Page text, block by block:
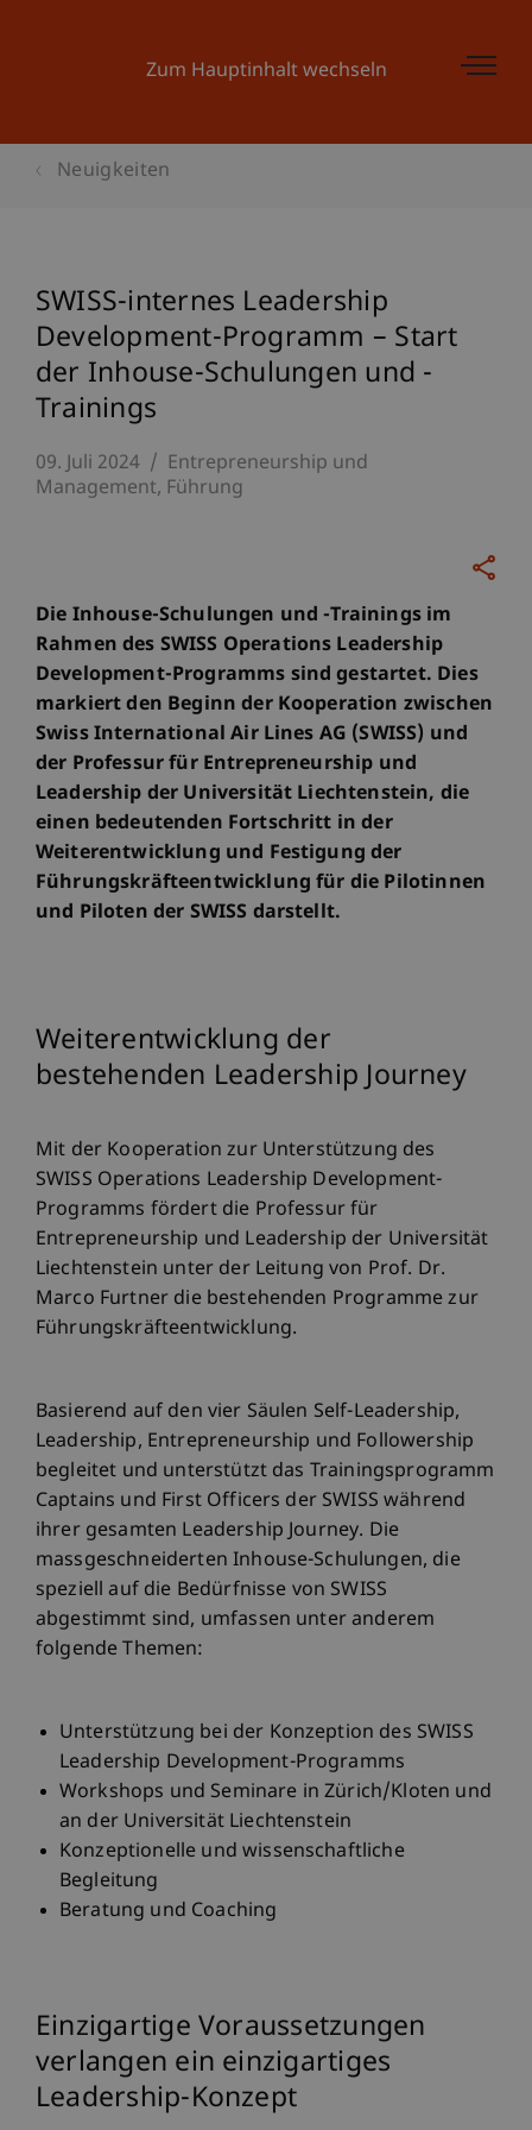
Zum Hauptinhalt wechseln
Neuigkeiten
SWISS-internes Leadership
Development-Programm – Start
der Inhouse-Schulungen und -
Trainings
09. Juli 2024
Entrepreneurship und
Management Führung
Die Inhouse-Schulungen und -Trainings im
Rahmen des SWISS Operations Leadership
Development-Programms sind gestartet. Dies
markiert den Beginn der Kooperation zwischen
Swiss International Air Lines AG (SWISS) und
der Professur für Entrepreneurship und
Leadership der Universität Liechtenstein, die
einen bedeutenden Fortschritt in der
Weiterentwicklung und Festigung der
Führungskräfteentwicklung für die Pilotinnen
und Piloten der SWISS darstellt.
Weiterentwicklung der
bestehenden Leadership Journey
Mit der Kooperation zur Unterstützung des
SWISS Operations Leadership Development-
Programms fördert die Professur für
Entrepreneurship und Leadership der Universität
Liechtenstein unter der Leitung von Prof. Dr.
Marco Furtner die bestehenden Programme zur
Führungskräfteentwicklung.
Basierend auf den vier Säulen Self-Leadership,
Leadership, Entrepreneurship und Followership
begleitet und unterstützt das Trainingsprogramm
Captains und First Officers der SWISS während
ihrer gesamten Leadership Journey. Die
massgeschneiderten Inhouse-Schulungen, die
speziell auf die Bedürfnisse von SWISS
abgestimmt sind, umfassen unter anderem
folgende Themen:
Unterstützung bei der Konzeption des SWISS
Leadership Development-Programms
Workshops und Seminare in Zürich/Kloten und
an der Universität Liechtenstein
Konzeptionelle und wissenschaftliche
Begleitung
Beratung und Coaching
Einzigartige Voraussetzungen
verlangen ein einzigartiges
Leadership-Konzept